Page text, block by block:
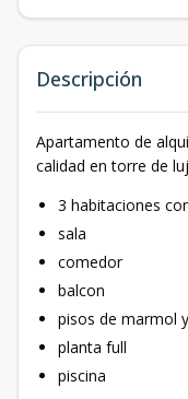
Descripción
Apartamento de
calidad en torre de
3 habitaciones
sala
comedor
balcon
pisos de marmol
planta full
piscina